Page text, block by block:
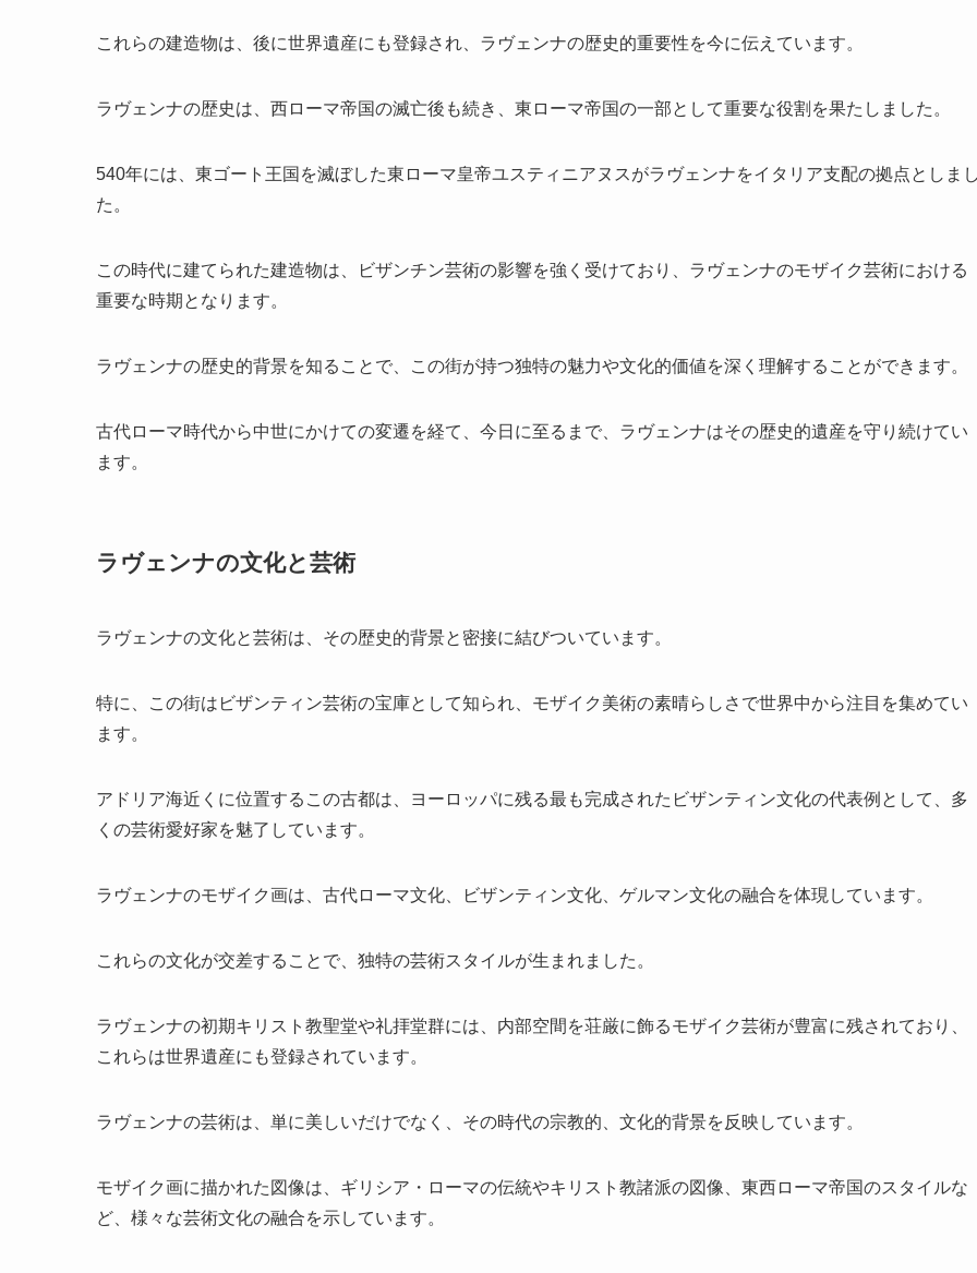
これらの建造物は、後に世界遺産にも登録され、ラヴェンナの歴史的重要性を今に伝えています。
ラヴェンナの歴史は、西ローマ帝国の滅亡後も続き、東ローマ帝国の一部として重要な役割を果たしました。
540年には、東ゴート王国を滅ぼした東ローマ皇帝ユスティニアヌスがラヴェンナをイタリア支配の拠点としま
た。
この時代に建てられた建造物は、ビザンチン芸術の影響を強く受けており、ラヴェンナのモザイク芸術における
重要な時期となります。
ラヴェンナの歴史的背景を知ることで、この街が持つ独特の魅力や文化的価値を深く理解することができます。
古代ローマ時代から中世にかけての変遷を経て、今日に至るまで、ラヴェンナはその歴史的遺産を守り続けてい
ます。
ラヴェンナの文化と芸術
ラヴェンナの文化と芸術は、その歴史的背景と密接に結びついています。
特に、この街はビザンティン芸術の宝庫として知られ、モザイク美術の素晴らしさで世界中から注目を集めてい
ます。
アドリア海近くに位置するこの古都は、ヨーロッパに残る最も完成されたビザンティン文化の代表例として、多
くの芸術愛好家を魅了しています。
ラヴェンナのモザイク画は、古代ローマ文化、ビザンティン文化、ゲルマン文化の融合を体現しています。
これらの文化が交差することで、独特の芸術スタイルが生まれました。
ラヴェンナの初期キリスト教聖堂や礼拝堂群には、内部空間を荘厳に飾るモザイク芸術が豊富に残されており、
これらは世界遺産にも登録されています。
ラヴェンナの芸術は、単に美しいだけでなく、その時代の宗教的、文化的背景を反映しています。
モザイク画に描かれた図像は、ギリシア・ローマの伝統やキリスト教諸派の図像、東西ローマ帝国のスタイルな
ど、様々な芸術文化の融合を示しています。